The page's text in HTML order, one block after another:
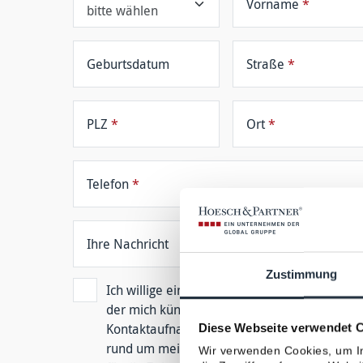
Zustimmung
Diese Webseite verwendet
Wir verwenden Cookies, um
Vorname *
Geburtsdatum Straße *
PLZ * Ort*
Telefon*
Ihre Nachricht
Ich willige ein, dass die Hoesch & Partner
der mich künftig berät. Die Verarbeitung
Kontaktaufnahme per E-Mail, Post oder
rund um mein Risiko- und